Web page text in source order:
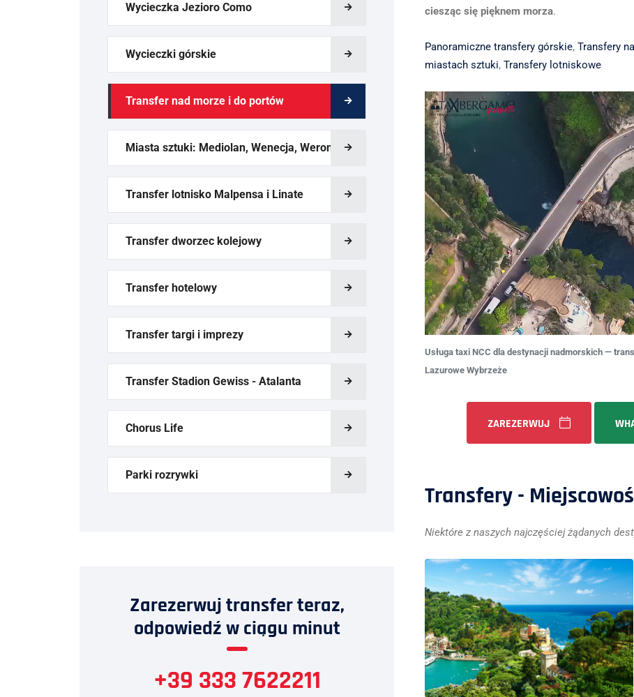
Wycieczka Jezioro Como
Wycieczki górskie
Transfer nad morze i do portów
Miasta sztuki: Mediolan, Wenecja, Werona
Transfer lotnisko Malpensa i Linate
Transfer dworzec kolejowy
Transfer hotelowy
Transfer targi i imprezy
Transfer Stadion Gewiss - Atalanta
Chorus Life
Parki rozrywki
Zarezerwuj transfer teraz,
odpowiedź w ciągu minut
+39 333 7622211
ciesząc się pięknem morza.
Panoramiczne transfery górskie, Transfery
miastach sztuki, Transfery lotniskowe
Usługa taxi NCC dla destynacji nadmorskich —
Lazurowe Wybrzeże
ZAREZERWUJ
Transfery -
Niektóre z naszych najczęściej żądanych